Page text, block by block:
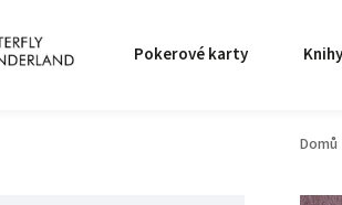
Pokerové karty Knihy
Domů